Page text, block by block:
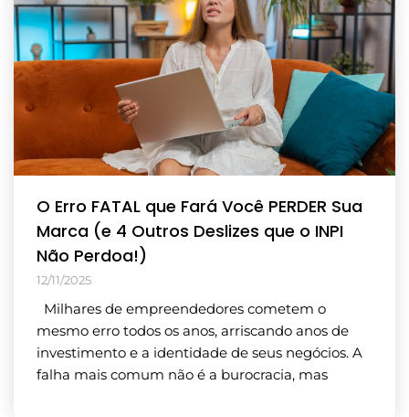
O Erro FATAL que Fará Você PERDER Sua
Marca (e 4 Outros Deslizes que o INPI
Não Perdoa!)
12/11/2025
Milhares de empreendedores cometem o
mesmo erro todos os anos, arriscando anos de
investimento e a identidade de seus negócios. A
falha mais comum não é a burocracia, mas